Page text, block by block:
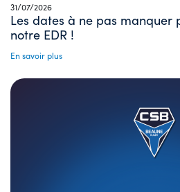
31/07/2026
Les dates à ne pas manquer
notre EDR !
En savoir plus